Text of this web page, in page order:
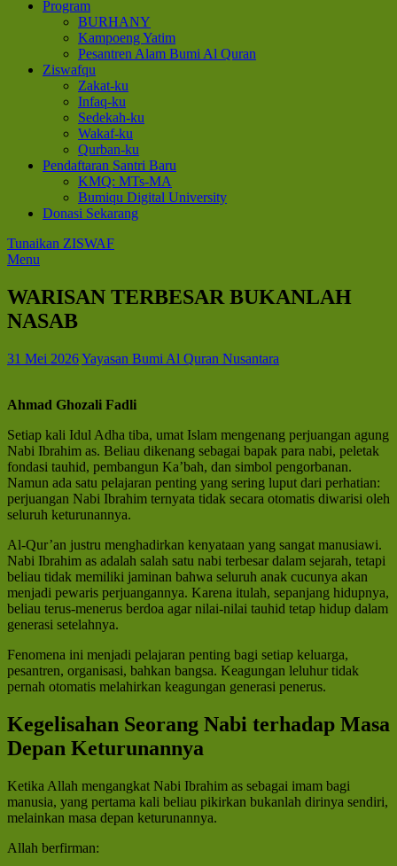
Program
BURHANY
Kampoeng Yatim
Pesantren Alam Bumi Al Quran
Ziswafqu
Zakat-ku
Infaq-ku
Sedekah-ku
Wakaf-ku
Qurban-ku
Pendaftaran Santri Baru
KMQ: MTs-MA
Bumiqu Digital University
Donasi Sekarang
Tunaikan ZISWAF
Menu
WARISAN TERBESAR BUKANLAH
NASAB
31 Mei 2026Yayasan Bumi Al Quran Nusantara
Ahmad Ghozali Fadli
Setiap kali Idul Adha tiba, umat Islam mengenang perjuangan agung
Nabi Ibrahim as. Beliau dikenang sebagai bapak para nabi, peletak
fondasi tauhid, pembangun Ka’bah, dan simbol pengorbanan.
Namun ada satu pelajaran penting yang sering luput dari perhatian:
perjuangan Nabi Ibrahim ternyata tidak secara otomatis diwarisi oleh
seluruh keturunannya.
Al-Qur’an justru menghadirkan kenyataan yang sangat manusiawi.
Nabi Ibrahim as adalah salah satu nabi terbesar dalam sejarah, tetapi
beliau tidak memiliki jaminan bahwa seluruh anak cucunya akan
menjadi pewaris perjuangannya. Karena itulah, sepanjang hidupnya,
beliau terus-menerus berdoa agar nilai-nilai tauhid tetap hidup dalam
generasi setelahnya.
Fenomena ini menjadi pelajaran penting bagi setiap keluarga,
pesantren, organisasi, bahkan bangsa. Keagungan leluhur tidak
pernah otomatis melahirkan keagungan generasi penerus.
Kegelisahan Seorang Nabi terhadap Masa
Depan Keturunannya
Ketika Allah mengangkat Nabi Ibrahim as sebagai imam bagi
manusia, yang pertama kali beliau pikirkan bukanlah dirinya sendiri,
melainkan masa depan keturunannya.
Allah berfirman: